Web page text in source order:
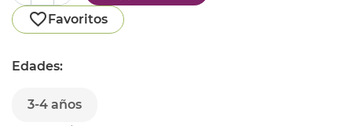
Favoritos
Edades:
3-4 años